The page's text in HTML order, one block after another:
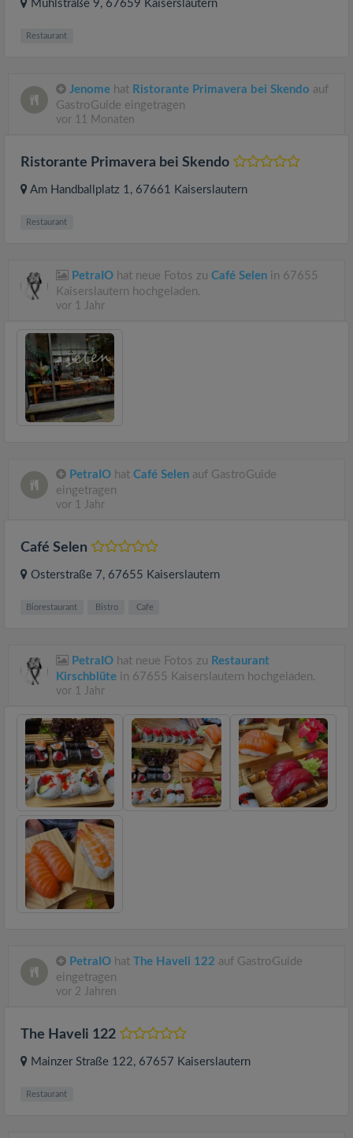
Mühlstraße 9, 67659 Kaiserslautern
Restaurant
Jenome hat Ristorante Primavera bei Skendo auf
GastroGuide eingetragen
vor 11 Monaten
Ristorante Primavera bei Skendo
Am Handballplatz 1 , 67661 Kaiserslautern
Restaurant
PetraIO hat neue Fotos zu Café Selen in 67655
Kaiserslautern hochgeladen.
vor 1 Jahr
PetraIO hat Café Selen auf GastroGuide
eingetragen
vor 1 Jahr
Café Selen
Osterstraße 7, 67655 Kaiserslautern
Biorestaurant Bistro Cafe
PetraIO hat neue Fotos zu Restaurant
Kirschblüte in 67655 Kaiserslautern hochgeladen.
vor 1 Jahr
PetraIO hat The Haveli 122 auf GastroGuide
eingetragen
vor 2 Jahren
The Haveli 122
Mainzer Straße 122, 67657 Kaiserslautern
Restaurant